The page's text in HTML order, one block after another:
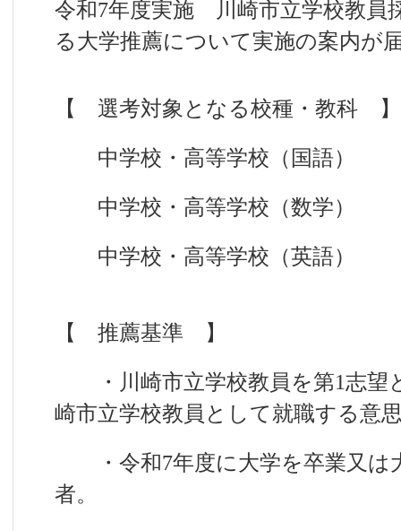
令和7年度実施 川崎市立学校教員
る大学推薦について実施の案内が
【 選考対象となる校種・教科 】
中学校・高等学校（国語）
中学校・高等学校（数学）
中学校・高等学校（英語）
【 推薦基準 】
・川崎市立学校教員を第1志望
崎市立学校教員として就職する意
・令和7年度に大学を卒業又は
者。